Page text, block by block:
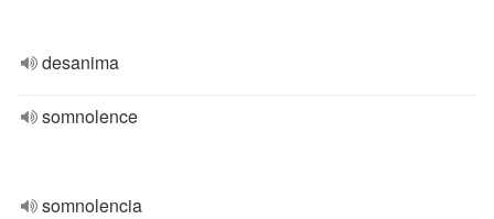
desanima
somnolence
somnolencia